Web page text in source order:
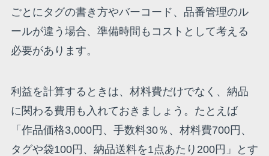
ごとにタグの書き方やバーコード、品番管理のル
ールが違う場合、準備時間もコストとして考える
必要があります。
利益を計算するときは、材料費だけでなく、納品
に関わる費用も入れておきましょう。たとえば
「作品価格3,000円、手数料30％、材料費700円、
タグや袋100円、納品送料を1点あたり200円」とす